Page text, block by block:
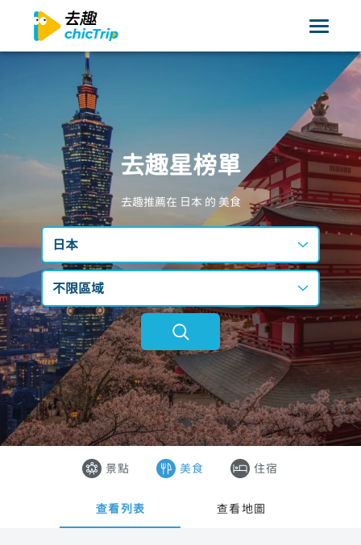
去趣星榜單
去趣推薦在 日本 的 美食
日本
台灣
日本
韓國
香港
澳門
不限區域
不限區域
東京
大阪
沖繩
景點 美食 住宿
查看列表 查看地圖